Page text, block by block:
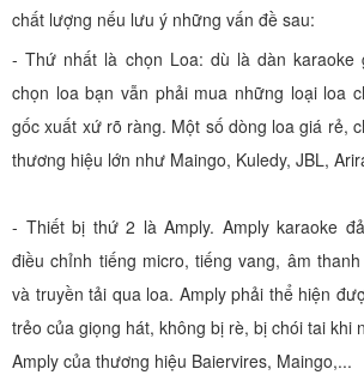
chất lượng nếu lưu ý những vấn đề sau:
- Thứ nhất là chọn Loa: dù là dàn
chọn loa bạn vẫn phải mua những loại loa
gốc xuất xứ rõ ràng. Một số dòng loa giá rẻ,
thương hiệu lớn như Maingo, Kuledy, JBL,
- Thiết bị thứ 2 là Amply. Amply karaoke
điều chỉnh tiếng micro, tiếng vang, âm
và truyền tải qua loa. Amply phải thể hiện
trẻo của giọng hát, không bị rè, bị chói tai khi
Amply của thương hiệu Baiervires, Maingo,...